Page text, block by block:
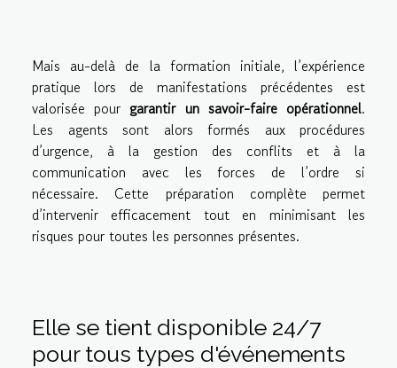
Mais au-delà de la formation initiale, l’expérience
pratique lors de manifestations précédentes est
valorisée pour garantir un savoir-faire opérationnel.
Les agents sont alors formés aux procédures
d’urgence, à la gestion des conflits et à la
communication avec les forces de l’ordre si
nécessaire. Cette préparation complète permet
d’intervenir efficacement tout en minimisant les
risques pour toutes les personnes présentes.
Elle se tient disponible 24/7
pour tous types d'événements